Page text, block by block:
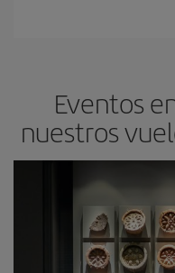
Eventos
nuestros